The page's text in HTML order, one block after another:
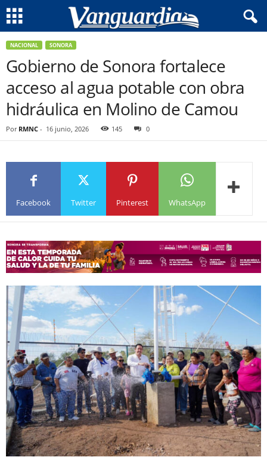
NACIONAL SONORA
Gobierno de Sonora fortalece
acceso al agua potable con obra
hidráulica en Molino de Camou
Por RMNC - 16 junio, 2026 145 0
Facebook Twitter Pinterest WhatsApp